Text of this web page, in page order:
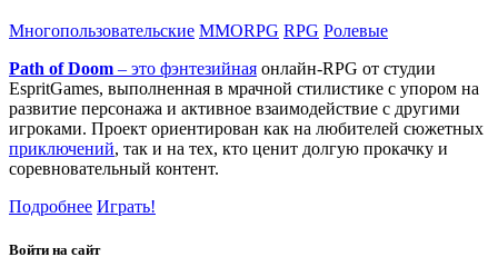
Многопользовательские MMORPG RPG Ролевые
Path of Doom – это фэнтезийная онлайн-RPG от студии
EspritGames, выполненная в мрачной стилистике с упором на
развитие персонажа и активное взаимодействие с другими
игроками. Проект ориентирован как на любителей сюжетных
приключений, так и на тех, кто ценит долгую прокачку и
соревновательный контент.
Подробнее Играть!
Войти на сайт